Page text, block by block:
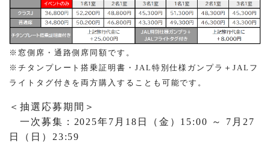
※窓側席・通路側席同額です。
※チタンプレート搭乗証明書・JAL特別仕様ガンプラ＋JALフ
ライトタグ付きを両方購入することも可能です。
＜抽選応募期間＞
一次募集：2025年7月18日（金）15:00 ～ 7月27
日（日）23:59